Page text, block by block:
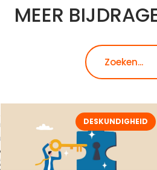
MEER
DESKUNDIGHEID